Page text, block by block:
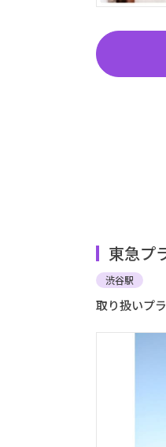
東急プ
渋谷駅
取り扱いプ